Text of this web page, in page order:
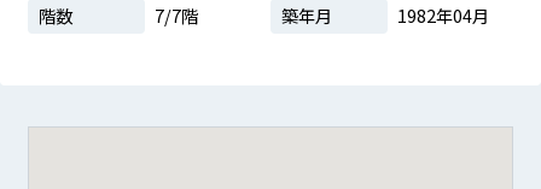
階数
7/7階 築年月 1982年04月